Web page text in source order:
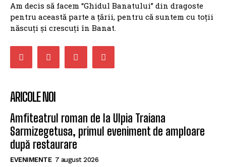
Am decis să facem “Ghidul Banatului” din dragoste
pentru această parte a țării, pentru că suntem cu toții
născuți și crescuți în Banat.
ARICOLE NOI
Amfiteatrul roman de la Ulpia Traiana
Sarmizegetusa, primul eveniment de amploare
după restaurare
EVENIMENTE 7 august 2026